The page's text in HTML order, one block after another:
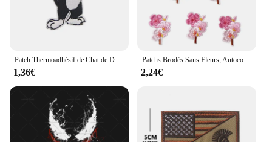
Patch Thermoadhésif de Chat de Dessin Animé Amusant, Broderie d'Animaux sur Vêtements, Danemark ges Appliqués pour Enfants
1,36€
Patchs Brodés Sans Fleurs, Autocollants à Coudre sur Fer, Bricolage, Patchwork Fait Main, Artisanat, Appliques en Tissu, 10 Pièces
2,24€